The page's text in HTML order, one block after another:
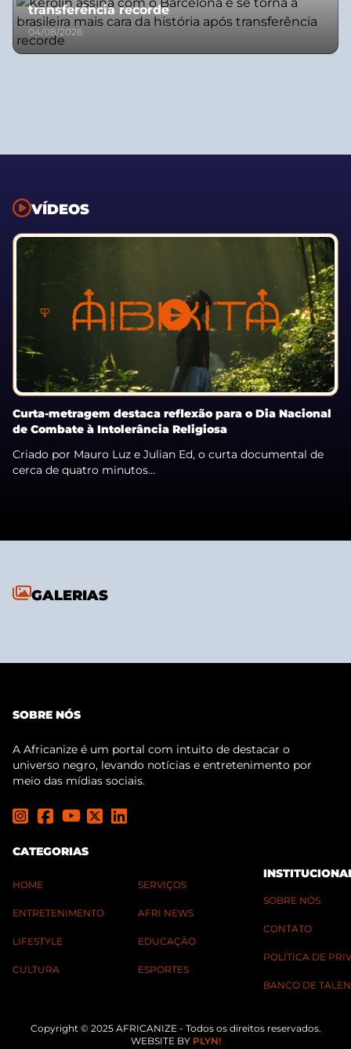
transferência recorde
04/08/2026
VÍDEOS
Curta-metragem destaca reflexão para o Dia Nacional
de Combate à Intolerância Religiosa
Criado por Mauro Luz e Julian Ed, o curta documental de
cerca de quatro minutos...
GALERIAS
SOBRE NÓS
A Africanize é um portal com intuito de destacar o
universo negro, levando notícias e entretenimento por
meio das mídias sociais.
CATEGORIAS
HOME
ENTRETENIMENTO
LIFESTYLE
CULTURA
SERVIÇOS
AFRI NEWS
EDUCAÇÃO
ESPORTES
SOBRE NÓS
CONTATO
POLÍTICA DE
BANCO DE
Copyright © 2025 AFRICANIZE - Todos os direitos reservados.
WEBSITE BY PLYN!